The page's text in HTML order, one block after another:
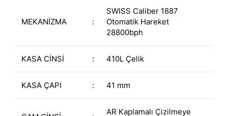
MEKANİZMA :
SWISS Caliber 1887
Otomatik Hareket
28800bph
KASA CİNSİ : 410L Çelik
KASA ÇAPI : 41 mm
AR Kaplamalı Çizilmeye